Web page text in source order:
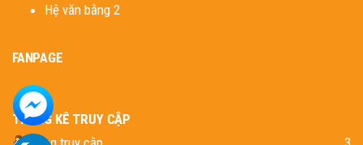
Hệ văn bằng 2
FANPAGE
THỐNG KÊ TRUY CẬP